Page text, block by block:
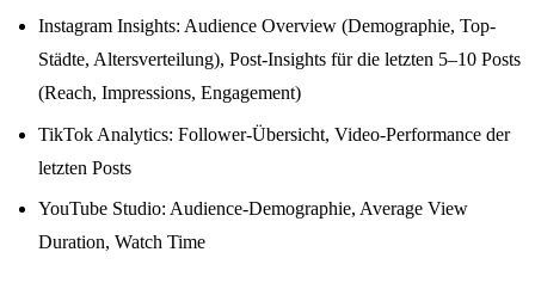
Instagram Insights: Audience Overview (Demographie, Top-
Städte, Altersverteilung), Post-Insights für die letzten 5–10 Posts
(Reach, Impressions, Engagement)
TikTok Analytics: Follower-Übersicht, Video-Performance der
letzten Posts
YouTube Studio: Audience-Demographie, Average View
Duration, Watch Time